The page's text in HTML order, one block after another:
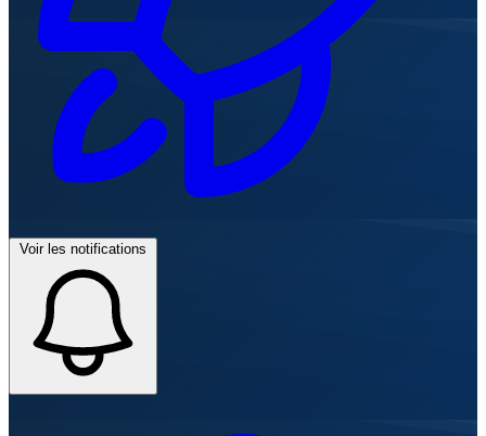
Voir les notifications